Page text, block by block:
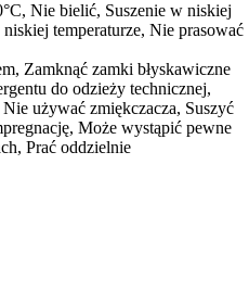
Nie bielić, Suszenie w niskiej
temperaturze, Nie prasować
Zamknąć zamki błyskawiczne
do odzieży technicznej,
używać zmiękczacza, Suszyć
Może wystąpić pewne
Prać oddzielnie